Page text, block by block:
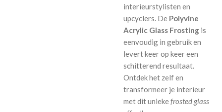
interieurstylisten en
upcyclers. De Polyvine
Acrylic Glass Frosting is
eenvoudig in gebruik en
levert keer op keer een
schitterend resultaat.
Ontdek het zelf en
transformeer je interieur
met dit uniekefrosted glass